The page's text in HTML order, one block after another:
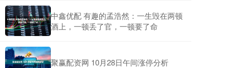
中鑫优配 有趣的孟浩然：一生毁在两顿
酒上，一顿丢了官，一顿要了命
聚赢配资网 10月28日午间涨停分析